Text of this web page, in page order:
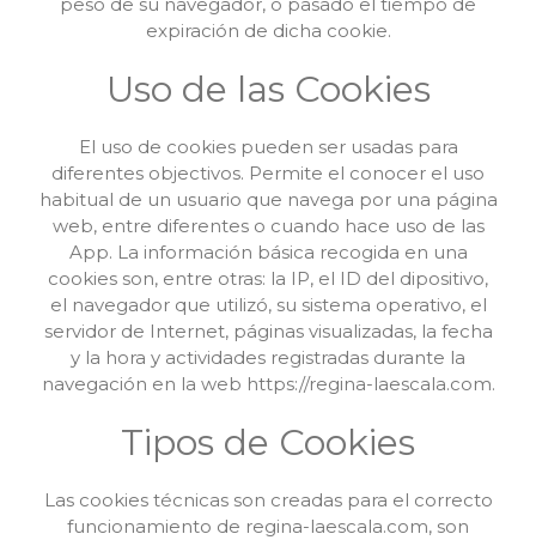
peso de su navegador, o pasado el tiempo de
expiración de dicha cookie.
Uso de las Cookies
El uso de cookies pueden ser usadas para
diferentes objectivos. Permite el conocer el uso
habitual de un usuario que navega por una página
web, entre diferentes o cuando hace uso de las
App. La información básica recogida en una
cookies son, entre otras: la IP, el ID del dipositivo,
el navegador que utilizó, su sistema operativo, el
servidor de Internet, páginas visualizadas, la fecha
y la hora y actividades registradas durante la
navegación en la web https://regina-laescala.com.
Tipos de Cookies
Las cookies técnicas son creadas para el correcto
funcionamiento de regina-laescala.com, son